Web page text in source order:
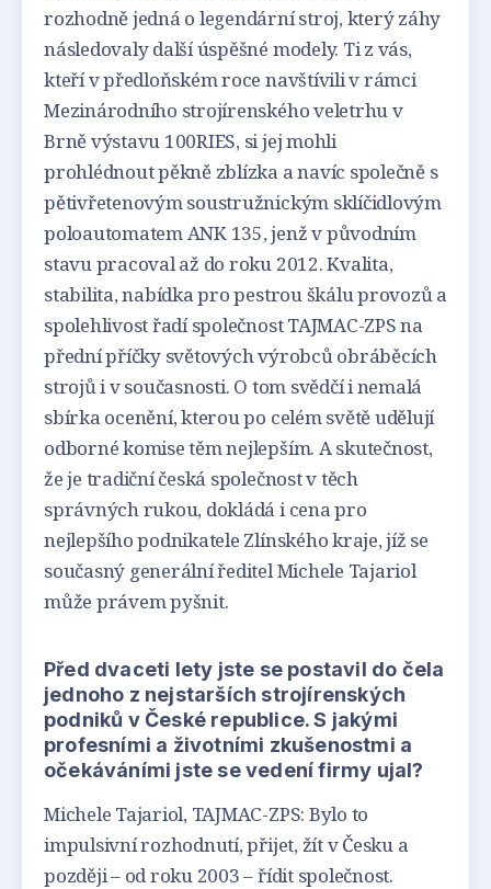
rozhodně jedná o legendární stroj, který záhy
následovaly další úspěšné modely. Ti z vás,
kteří v předloňském roce navštívili v rámci
Mezinárodního strojírenského veletrhu v
Brně výstavu 100RIES, si jej mohli
prohlédnout pěkně zblízka a navíc společně s
pětivřetenovým soustružnickým sklíčidlovým
poloautomatem ANK 135, jenž v původním
stavu pracoval až do roku 2012. Kvalita,
stabilita, nabídka pro pestrou škálu provozů a
spolehlivost řadí společnost TAJMAC-ZPS na
přední příčky světových výrobců obráběcích
strojů i v současnosti. O tom svědčí i nemalá
sbírka ocenění, kterou po celém světě udělují
odborné komise těm nejlepším. A skutečnost,
že je tradiční česká společnost v těch
správných rukou, dokládá i cena pro
nejlepšího podnikatele Zlínského kraje, jíž se
současný generální ředitel Michele Tajariol
může právem pyšnit.
Před dvaceti lety jste se postavil do čela
jednoho z nejstarších strojírenských
podniků v České republice. S jakými
profesními a životními zkušenostmi a
očekáváními jste se vedení firmy ujal?
Michele Tajariol, TAJMAC-ZPS: Bylo to
impulsivní rozhodnutí, přijet, žít v Česku a
později – od roku 2003 – řídit společnost.